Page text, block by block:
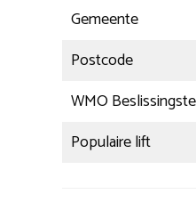
Gemeente
Postcode
WMO
Populaire lift